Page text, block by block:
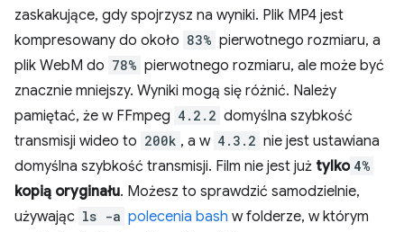
zaskakujące, gdy spojrzysz na wyniki. Plik MP4 jest
kompresowany do około 83% pierwotnego rozmiaru, a
plik WebM do 78% pierwotnego rozmiaru, ale może być
znacznie mniejszy. Wyniki mogą się różnić. Należy
pamiętać, że w FFmpeg 4.2.2 domyślna szybkość
transmisji wideo to 200k , a w 4.3.2 nie jest ustawiana
domyślna szybkość transmisji. Film nie jest już tylko 4%
kopią oryginału. Możesz to sprawdzić samodzielnie,
używając ls -a polecenia bash w folderze, w którym